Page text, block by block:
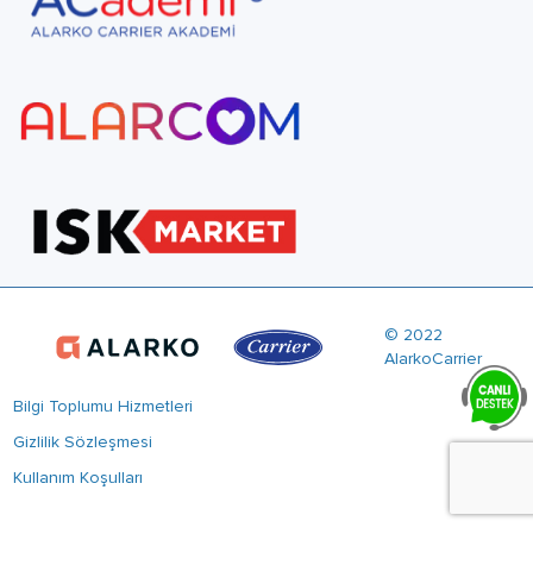
© 2022
AlarkoCarrier
Bilgi Toplumu Hizmetleri
Gizlilik Sözleşmesi
Kullanım Koşulları